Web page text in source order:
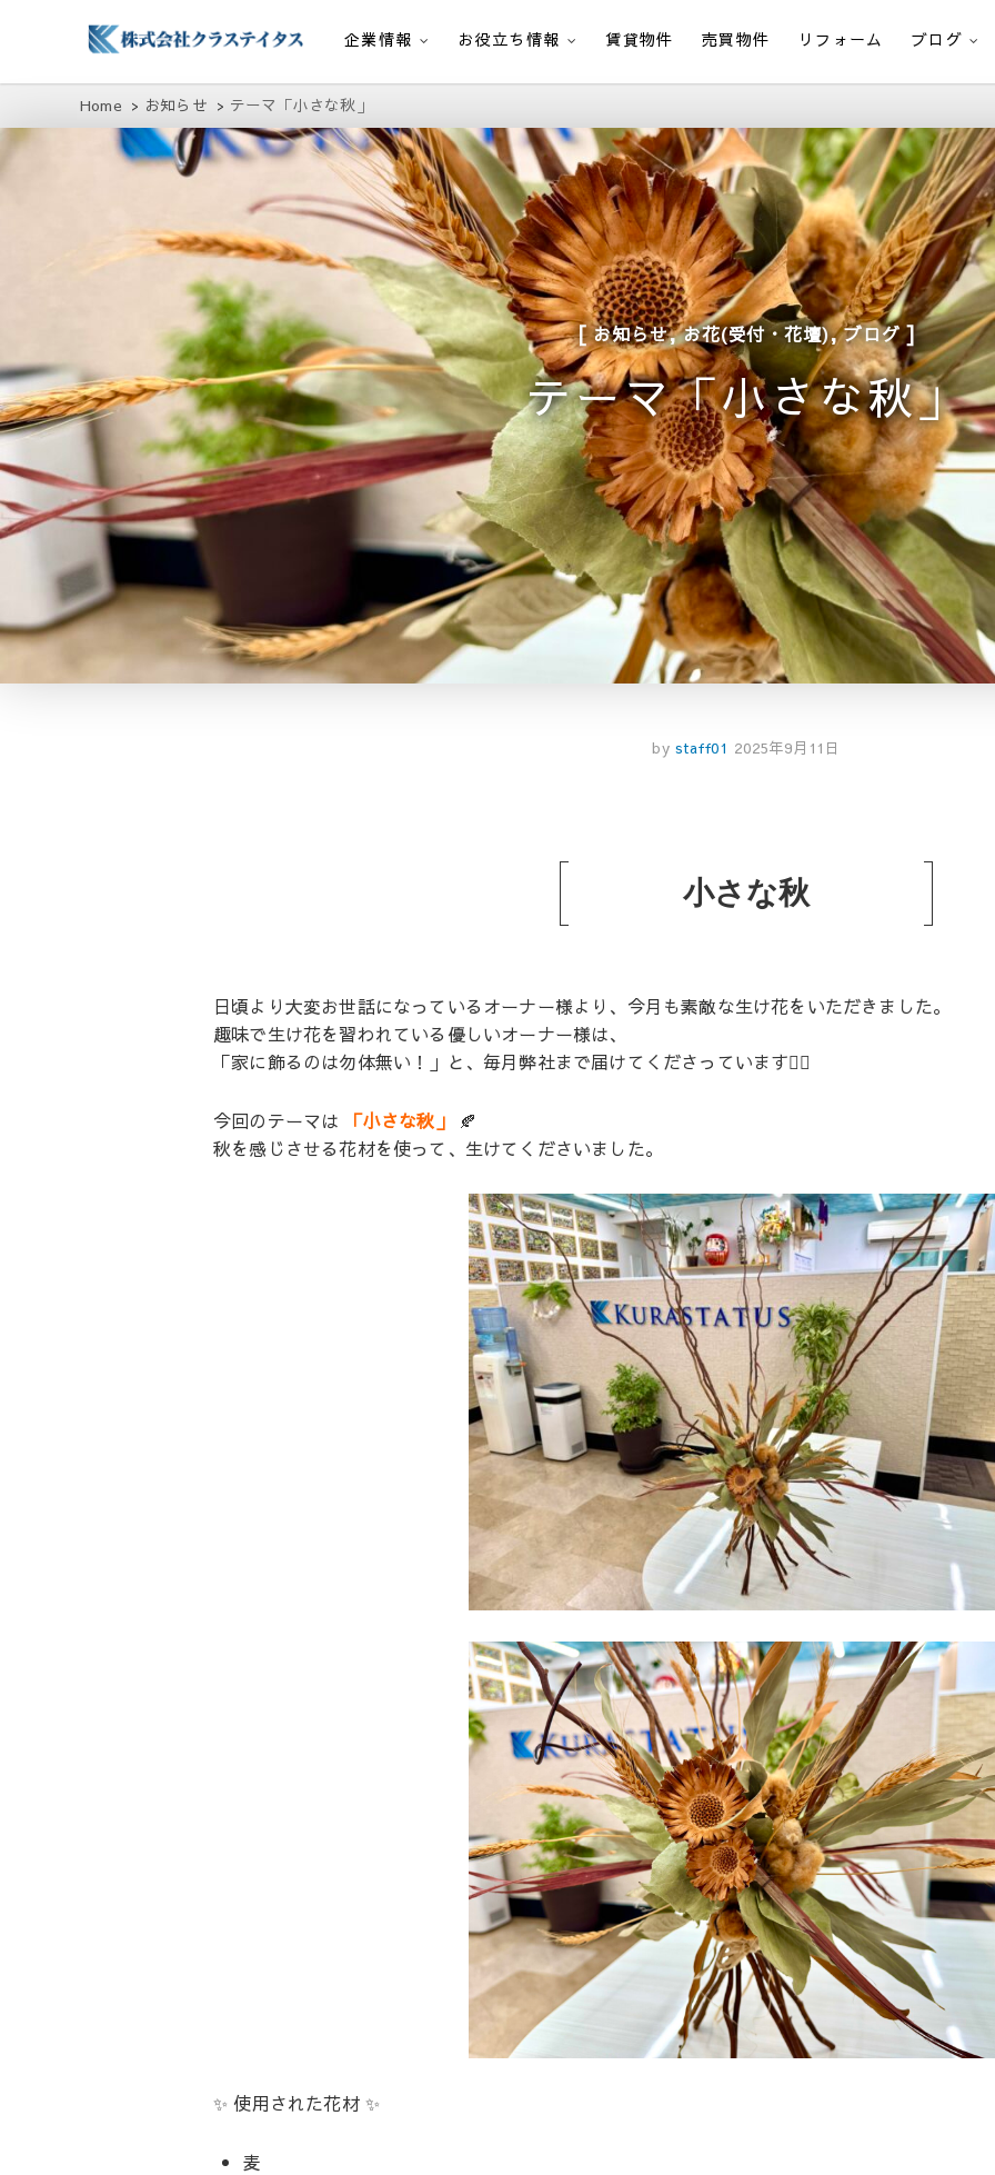
株式会社クラステイタス
企業情報 お役立ち情報 賃貸物件 売買物件 リフォーム ブログ
Home お知らせ テーマ「小さな秋」
お知らせ,お花(受付・花壇),ブログ
テーマ「小さな秋」
by staff01 2025年9月11日
小さな秋
日頃より大変お世話になっているオーナー様より、今月も素敵な生け花をいただきました。
趣味で生け花を習われている優しいオーナー様は、
「家に飾るのは勿体無い！」と、毎月弊社まで届けてくださっています🙇‍♀️
今回のテーマは 「小さな秋」
🍂
秋を感じさせる花材を使って、生けてくださいました。
✨ 使用された花材 ✨
麦